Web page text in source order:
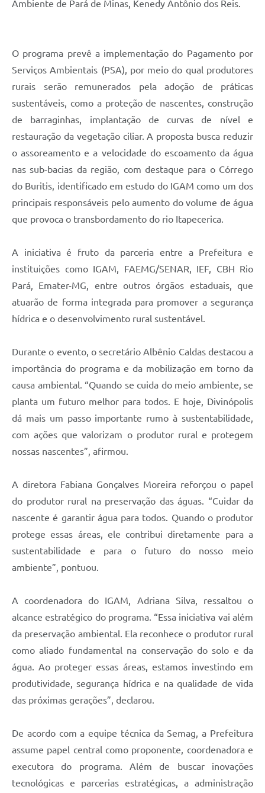
Ambiente de Pará de Minas, Kenedy Antônio dos Reis.
O programa prevê a implementação do Pagamento por
Serviços Ambientais (PSA), por meio do qual produtores
rurais serão remunerados pela adoção de práticas
sustentáveis, como a proteção de nascentes, construção
de barraginhas, implantação de curvas de nível e
restauração da vegetação ciliar. A proposta busca reduzir
o assoreamento e a velocidade do escoamento da água
nas sub-bacias da região, com destaque para o Córrego
do Buritis, identificado em estudo do IGAM como um dos
principais responsáveis pelo aumento do volume de água
que provoca o transbordamento do rio Itapecerica.
A iniciativa é fruto da parceria entre a Prefeitura e
instituições como IGAM, FAEMG/SENAR, IEF, CBH Rio
Pará, Emater-MG, entre outros órgãos estaduais, que
atuarão de forma integrada para promover a segurança
hídrica e o desenvolvimento rural sustentável.
Durante o evento, o secretário Albênio Caldas destacou a
importância do programa e da mobilização em torno da
causa ambiental. “Quando se cuida do meio ambiente, se
planta um futuro melhor para todos. E hoje, Divinópolis
dá mais um passo importante rumo à sustentabilidade,
com ações que valorizam o produtor rural e protegem
nossas nascentes”, afirmou.
A diretora Fabiana Gonçalves Moreira reforçou o papel
do produtor rural na preservação das águas. “Cuidar da
nascente é garantir água para todos. Quando o produtor
protege essas áreas, ele contribui diretamente para a
sustentabilidade e para o futuro do nosso meio
ambiente”, pontuou.
A coordenadora do IGAM, Adriana Silva, ressaltou o
alcance estratégico do programa. “Essa iniciativa vai além
da preservação ambiental. Ela reconhece o produtor rural
como aliado fundamental na conservação do solo e da
água. Ao proteger essas áreas, estamos investindo em
produtividade, segurança hídrica e na qualidade de vida
das próximas gerações”, declarou.
De acordo com a equipe técnica da Semag, a Prefeitura
assume papel central como proponente, coordenadora e
executora do programa. Além de buscar inovações
tecnológicas e parcerias estratégicas, a administração